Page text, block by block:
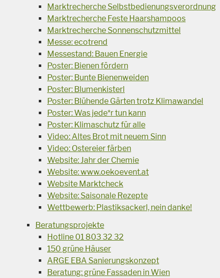
Marktrecherche Selbstbedienungsverordnung
Marktrecherche Feste Haarshampoos
Marktrecherche Sonnenschutzmittel
Messe: ecotrend
Messestand: Bauen Energie
Poster: Bienen fördern
Poster: Bunte Bienenweiden
Poster: Blumenkisterl
Poster: Blühende Gärten trotz Klimawandel
Poster: Was jede*r tun kann
Poster: Klimaschutz für alle
Video: Altes Brot mit neuem Sinn
Video: Ostereier färben
Website: Jahr der Chemie
Website: www.oekoevent.at
Website Marktcheck
Website: Saisonale Rezepte
Wettbewerb: Plastiksackerl, nein danke!
Beratungsprojekte
Hotline 01 803 32 32
150 grüne Häuser
ARGE EBA Sanierungskonzept
Beratung: grüne Fassaden in Wien